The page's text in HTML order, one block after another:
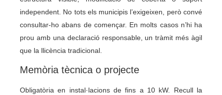
independent. No tots els municipis l’exigeixen, però convé
consultar-ho abans de començar. En molts casos n’hi ha
prou amb una declaració responsable, un tràmit més àgil
que la llicència tradicional.
Memòria tècnica o projecte
Obligatòria en instal·lacions de fins a 10 kW. Recull la